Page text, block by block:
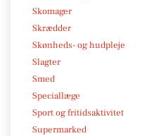
Skomager
Skrædder
Skønheds- og hudpleje
Slagter
Smed
Speciallæge
Sport og fritidsaktivitet
Supermarked